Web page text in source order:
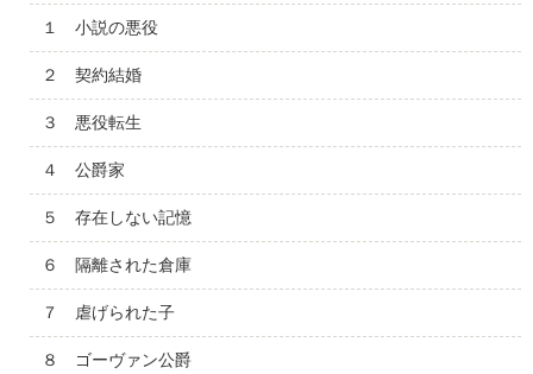
１ 小説の悪役
２ 契約結婚
３ 悪役転生
４ 公爵家
５ 存在しない記憶
６ 隔離された倉庫
７ 虐げられた子
８ ゴーヴァン公爵